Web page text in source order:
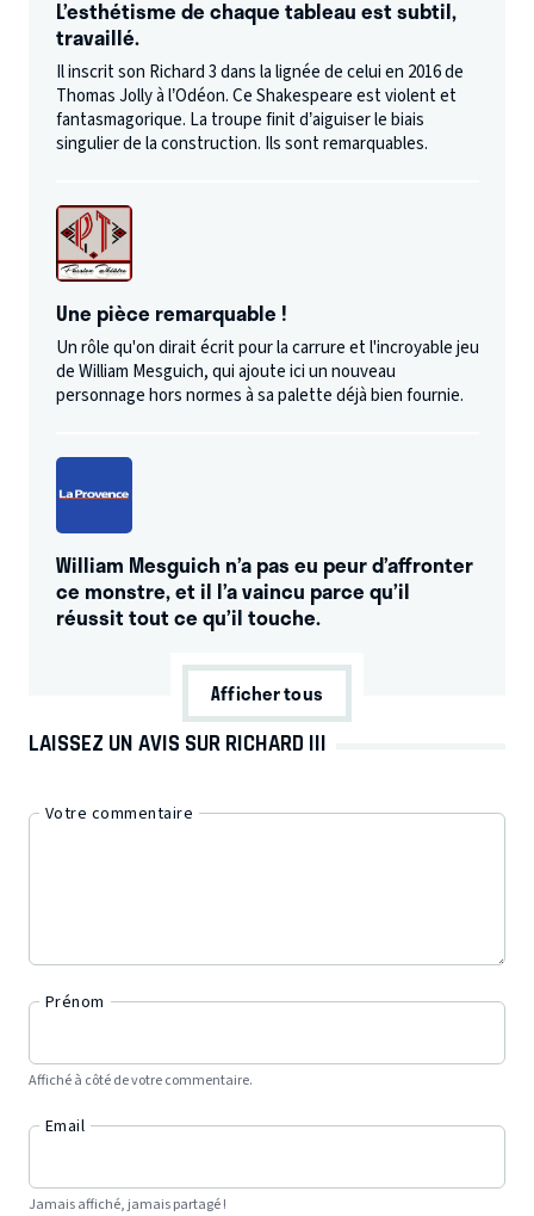
L’esthétisme de chaque tableau est subtil,
travaillé.
Il inscrit son Richard 3 dans la lignée de celui en 2016 de
Thomas Jolly à l’Odéon. Ce Shakespeare est violent et
fantasmagorique. La troupe finit d’aiguiser le biais
singulier de la construction. Ils sont remarquables.
Une pièce remarquable !
Un rôle qu'on dirait écrit pour la carrure et l'incroyable jeu
de William Mesguich, qui ajoute ici un nouveau
personnage hors normes à sa palette déjà bien fournie.
William Mesguich n’a pas eu peur d’affronter
ce monstre, et il l’a vaincu parce qu’il
réussit tout ce qu’il touche.
Afficher tous
LAISSEZ UN AVIS SUR RICHARD III
Votre commentaire
Prénom
Affiché à côté de votre commentaire.
Email
Jamais affiché, jamais partagé !